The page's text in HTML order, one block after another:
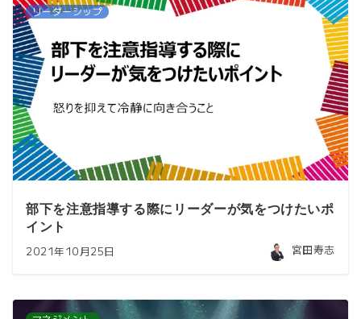
リーダーシップ
部下を注意指導する際にリーダーが気をつけたいポ
イント
2021年10月25日 宮田寿志